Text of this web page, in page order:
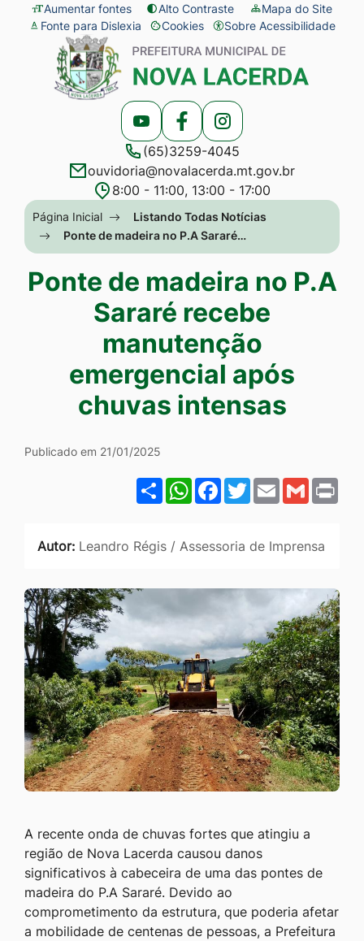
Seção
de
atalhos
acessibilidade
Ir
para
conteúdo
menu
[alt+2]
Ir
para
rodapé
Aumentar fontes Alto Contraste
Mapa do Site
Fonte para Dislexia
Cookies
Abrir
preferências
de
cookies
Sobre Acessibilidade
Seção
menu
Acessar
a
Rede
Social
Youtube
Acessar
a
Rede
Social
Facebook
Acessar
a
Rede
Social
Instagram
(65)3259-4045
ouvidoria@novalacerda.mt.gov.br
8:00 - 11:00, 13:00 - 17:00
Seção
do
menu
principal
Página Inicial
Listando Todas Notícias
Ponte de madeira no P.A Sararé…
Ponte de madeira no P.A
Sararé recebe
manutenção
emergencial após
chuvas intensas
Publicado em 21/01/2025
ShareWhatsApp
Facebook
Twitter
EmailGmail
Autor: Leandro Régis / Assessoria de Imprensa
A recente onda de chuvas fortes que atingiu a
região de Nova Lacerda causou danos
significativos à cabeceira de uma das pontes de
madeira do P.A Sararé. Devido ao
comprometimento da estrutura, que poderia afetar
a mobilidade de centenas de pessoas, a Prefeitura